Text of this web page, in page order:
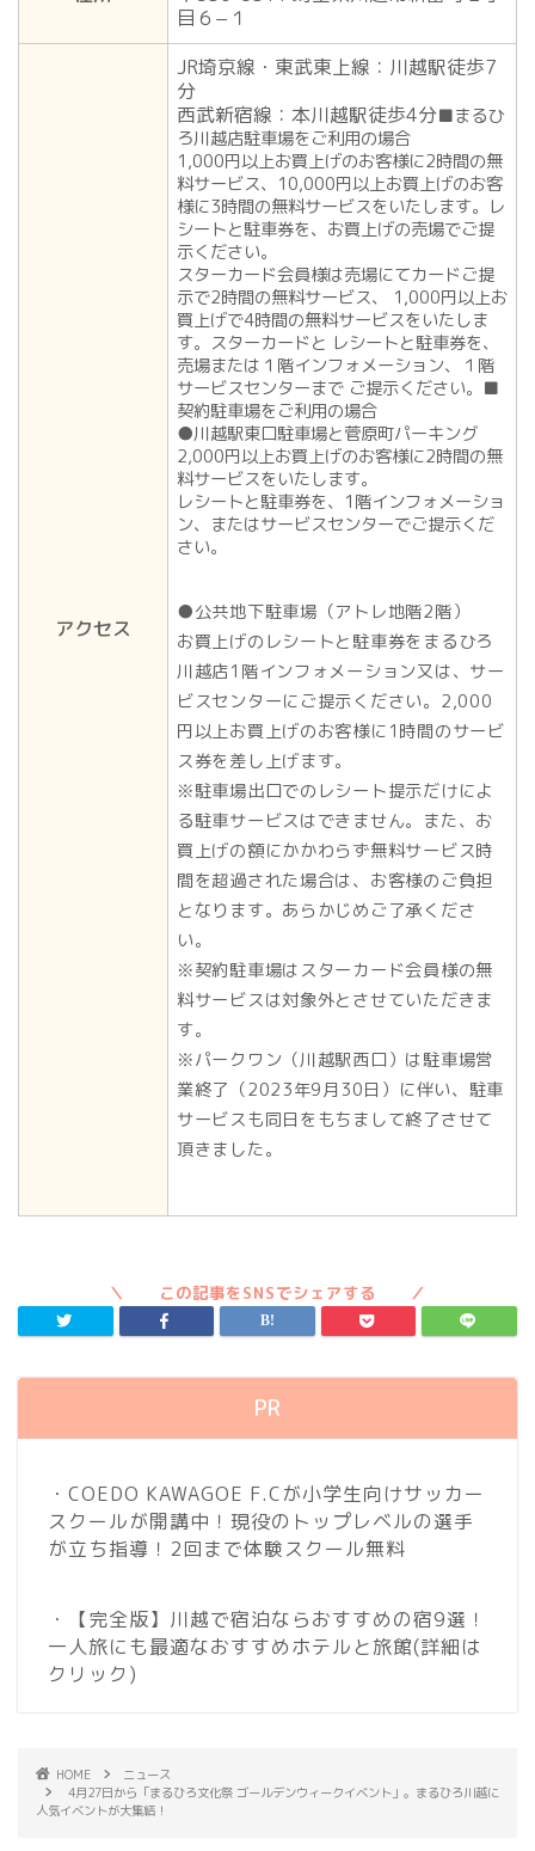
目６−１
アクセス
JR埼京線・東武東上線：川越駅徒歩7
分
西武新宿線：本川越駅徒歩4分■まるひ
ろ川越店駐車場をご利用の場合
1,000円以上お買上げのお客様に2時間の無
料サービス、10,000円以上お買上げのお客
様に3時間の無料サービスをいたします。レ
シートと駐車券を、お買上げの売場でご提
示ください。
スターカード会員様は売場にてカードご提
示で2時間の無料サービス、 1,000円以上お
買上げで4時間の無料サービスをいたしま
す。スターカードと レシートと駐車券を、
売場または１階インフォメーション、１階
サービスセンターまで ご提示ください。■
契約駐車場をご利用の場合
●川越駅東口駐車場と菅原町パーキング
2,000円以上お買上げのお客様に2時間の無
料サービスをいたします。
レシートと駐車券を、1階インフォメーショ
ン、またはサービスセンターでご提示くだ
さい。
●公共地下駐車場（アトレ地階2階）
お買上げのレシートと駐車券をまるひろ
川越店1階インフォメーション又は、サー
ビスセンターにご提示ください。2,000
円以上お買上げのお客様に1時間のサービ
ス券を差し上げます。
※駐車場出口でのレシート提示だけによ
る駐車サービスはできません。また、お
買上げの額にかかわらず無料サービス時
間を超過された場合は、お客様のご負担
となります。あらかじめご了承くださ
い。
※契約駐車場はスターカード会員様の無
料サービスは対象外とさせていただきま
す。
※パークワン（川越駅西口）は駐車場営
業終了（2023年9月30日）に伴い、駐車
サービスも同日をもちまして終了させて
頂きました。
PR
・COEDO KAWAGOE F.Cが小学生向けサッカー
スクールが開講中！現役のトップレベルの選手
が立ち指導！2回まで体験スクール無料
・【完全版】川越で宿泊ならおすすめの宿9選！
一人旅にも最適なおすすめホテルと旅館(詳細は
クリック)
HOME
ニュース
4月27日から「まるひろ文化祭 ゴールデンウィークイベント」。まるひろ川越に
人気イベントが大集結！